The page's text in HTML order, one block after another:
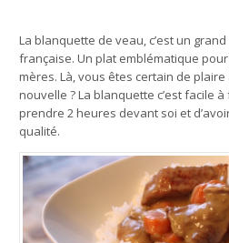
La blanquette de veau, c’est un
française. Un plat emblématique
mères. Là, vous êtes certain de
nouvelle ? La blanquette c’est facile
prendre 2 heures devant soi et
qualité.